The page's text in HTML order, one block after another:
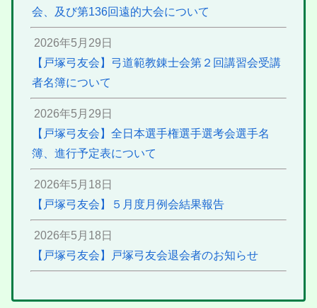
会、及び第136回遠的大会について
2026年5月29日
【戸塚弓友会】弓道範教錬士会第２回講習会受講
者名簿について
2026年5月29日
【戸塚弓友会】全日本選手権選手選考会選手名
簿、進行予定表について
2026年5月18日
【戸塚弓友会】５月度月例会結果報告
2026年5月18日
【戸塚弓友会】戸塚弓友会退会者のお知らせ